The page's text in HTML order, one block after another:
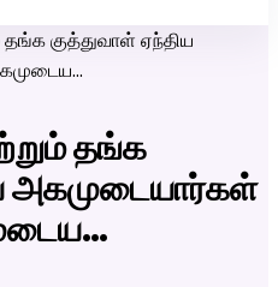
குத்துவாள் ஏந்திய
தங்க
அகமுடையார்கள்